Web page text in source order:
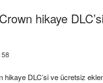
hikaye
58
DLC’si ve ücretsiz